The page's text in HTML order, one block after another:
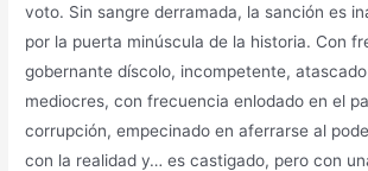
voto. Sin sangre derramada, la sanción es
por la puerta minúscula de la historia. Con
gobernante díscolo, incompetente,
mediocres, con frecuencia enlodado en el
corrupción, empecinado en aferrarse al
con la realidad y… es castigado, pero con